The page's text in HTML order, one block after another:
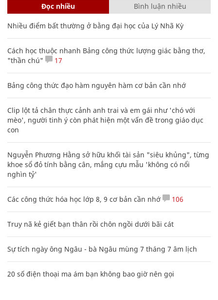
Đọc nhiều Bình luận nhiều
Nhiều điểm bất thường ở bằng đại học của Lý Nhã Kỳ
Cách học thuộc nhanh Bảng công thức lượng giác bằng thơ,
"thần chú"
17
Bảng công thức đạo hàm nguyên hàm cơ bản cần nhớ
Clip lột tả chân thực cảnh anh trai và em gái như 'chó với
mèo', người tinh ý còn phát hiện một vấn đề trong giáo dục
con
Nguyễn Phương Hằng sở hữu khối tài sản "siêu khủng", từng
khoe sổ đỏ tính bằng cân, mắng cựu mẫu 'không có nổi
nghìn tỷ'
Các công thức hóa học lớp 8, 9 cơ bản cần nhớ 106
Truy nã kẻ giết bạn thân rồi chôn ngồi dưới bãi cát
Sự tích ngày ông Ngâu - bà Ngâu mùng 7 tháng 7 âm lịch
20 số điện thoại ma ám bạn không bao giờ nên gọi